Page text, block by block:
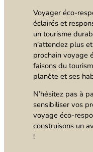
Voyager éco-
éclairés et
un tourisme
n’attendez plus
prochain voyage
faisons du
planète et ses
N’hésitez pas à
sensibiliser vos
voyage éco-
construisons un
!